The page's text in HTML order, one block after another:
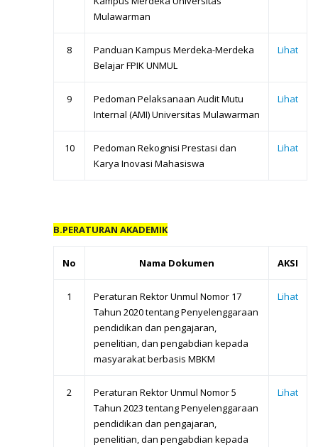
Mulawarman
8
Panduan Kampus Merdeka-Merdeka
Belajar FPIK UNMUL
Lihat
9
Pedoman Pelaksanaan Audit Mutu
Internal (AMI) Universitas Mulawarman
Lihat
10
Pedoman Rekognisi Prestasi dan
Karya Inovasi Mahasiswa
Lihat
B.PERATURAN AKADEMIK
No Nama Dokumen AKSI
1
Peraturan Rektor Unmul Nomor 17
Tahun 2020 tentang Penyelenggaraan
pendidikan dan pengajaran,
penelitian, dan pengabdian kepada
masyarakat berbasis MBKM
Lihat
2
Peraturan Rektor Unmul Nomor 5
Tahun 2023 tentang Penyelenggaraan
pendidikan dan pengajaran,
penelitian, dan pengabdian kepada
Lihat